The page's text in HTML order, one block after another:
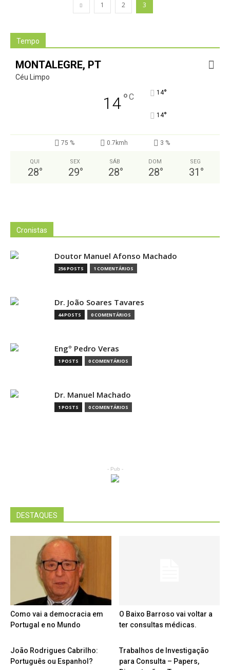
1 2 3
Tempo
MONTALEGRE, PT
Céu Limpo
14°C 14°
14°
75 % 0.7kmh 3 %
QUI
28°
SEX
29°
SÁB
28°
DOM
28°
SEG
31 °
Cronistas
Doutor Manuel Afonso Machado
256 POSTS 1 COMENTÁRIOS
Dr. João Soares Tavares
44 POSTS 0 COMENTÁRIOS
Engº Pedro Veras
1 POSTS 0 COMENTÁRIOS
Dr. Manuel Machado
1 POSTS 0 COMENTÁRIOS
- Pub -
DESTAQUES
Como vai a democracia em
Portugal e no Mundo
O Baixo Barroso vai voltar a
ter consultas médicas.
João Rodrigues Cabrilho:
Português ou Espanhol?
Trabalhos de Investigação
para Consulta – Papers,